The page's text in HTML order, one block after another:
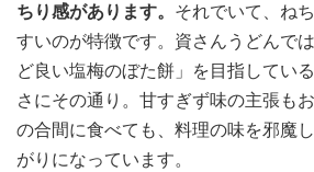
ちり感があります。 それでいて、ね
すいのが特徴です。資さんうどんで
ど良い塩梅のぼた餅」を目指してい
さにその通り。甘すぎず味の主張も
の合間に食べても、料理の味を邪魔
がりになっています。